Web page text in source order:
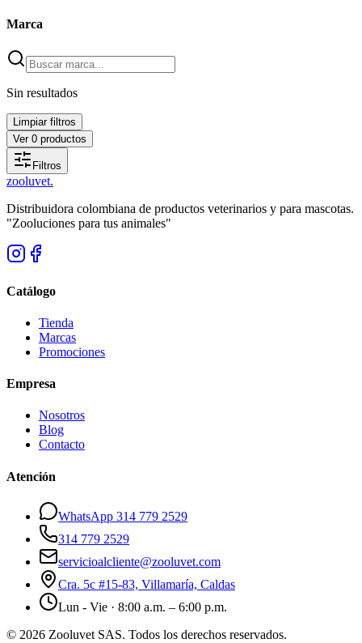
Marca
Sin resultados
Limpiar filtros
Ver 0 productos
Filtros
zooluvet.
Distribuidora colombiana de productos veterinarios y para mascotas.
"Zooluciones para tus animales"
Catálogo
Tienda
Marcas
Promociones
Empresa
Nosotros
Blog
Contacto
Atención
WhatsApp 314 779 2529
314 779 2529
servicioalcliente@zooluvet.com
Cra. 5c #15-83, Villamaría, Caldas
Lun - Vie · 8:00 a.m. – 6:00 p.m.
© 2026 Zooluvet SAS. Todos los derechos reservados.